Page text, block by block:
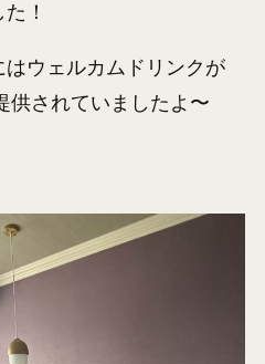
！
ウェルカムドリンクが
供されていましたよ〜